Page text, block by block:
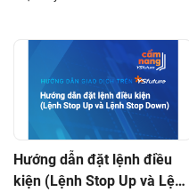
Hướng dẫn đặt lệnh điều
kiện (Lệnh Stop Up và Lệnh